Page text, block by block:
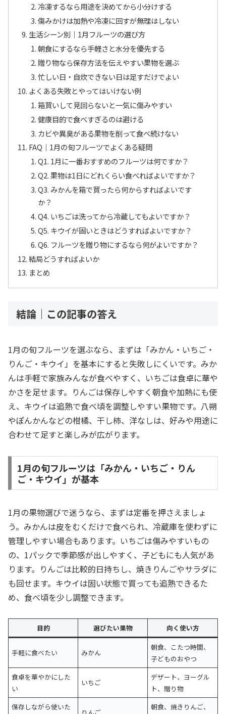
冷凍するなら用途を決めてから小分けする
傷みかけは加熱や冷凍に回すが無理はしない
生活シーン別｜1月フルーツの選び方
朝食にするなら手軽さと水分を優先する
贈り物なら保存方法を伝えやすい果物を選ぶ
忙しい日・自炊できない日は足すだけでよい
よくある失敗とやってはいけない例
箱買いして見回らないと一気に傷みやすい
健康目的で食べすぎるのは避ける
カビや異臭がある果物を削って食べ続けない
FAQ｜1月の旬フルーツでよくある疑問
Q1. 1月に一番おすすめのフルーツは何ですか？
Q2. 果物は1日にどれくらい食べればよいですか？
Q3. みかんを箱で買ったら何からすればよいです
か？
Q4. いちごは洗ってから冷蔵してもよいですか？
Q5. キウイが固いときはどうすればよいですか？
Q6. フルーツを贈り物にするなら何がよいですか？
結局どうすればよいか
まとめ
結論｜この記事の答え
1月の旬フルーツを選ぶなら、まずは「みかん・いちご・
りんご・キウイ」を基本にすると失敗しにくいです。みか
んは手軽で家族みんなが食べやすく、いちごは食卓に華や
かさを足せます。りんごは保存しやすく朝食や加熱にも使
え、キウイは追熟で食べ頃を調整しやすい果物です。八朔
やぽんかんなどの柑橘、干し柿、洋なしは、好みや用途に
合わせて足すと楽しみが広がります。
1月の旬フルーツは「みかん・いちご・りん
ご・キウイ」が基本
1月の果物選びで迷うなら、まずは定番を押さえましょ
う。みかんは皮をむくだけで食べられ、冷蔵庫を使わずに
管理しやすい場合もあります。いちごは傷みやすいもの
の、1パックで季節感が出しやすく、子どもにも人気があ
ります。りんごは比較的日持ちし、焼きりんごやサラダに
も回せます。キウイは固い状態で買っても追熟できるた
め、食べ頃を少し調整できます。
目的 選びたい果物 向く使い方
手軽に食べたい みかん
朝食、こたつ時間、
子どものおやつ
食卓を華やかにした
い
いちご
デザート、ヨーグル
ト、贈り物
保存しながら使いた
朝食、焼きりんご、